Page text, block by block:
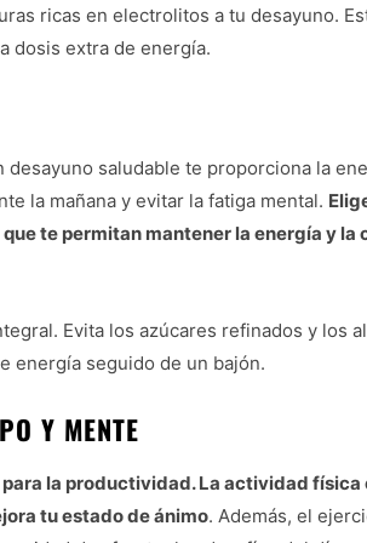
ricas en electrolitos a tu desayuno.
dosis extra de energía.
saludable te proporciona la
la mañana y evitar la fatiga mental.
te permitan mantener la energía y la
Evita los azúcares refinados y los
energía seguido de un bajón.
Y MENTE
la productividad. La actividad física
tu estado de ánimo. Además, el